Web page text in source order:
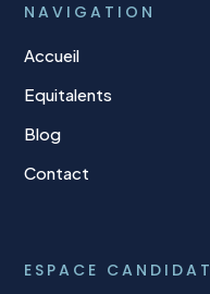
NAVIGATION
Accueil
Equitalents
Blog
Contact
ESPACE CANDIDAT